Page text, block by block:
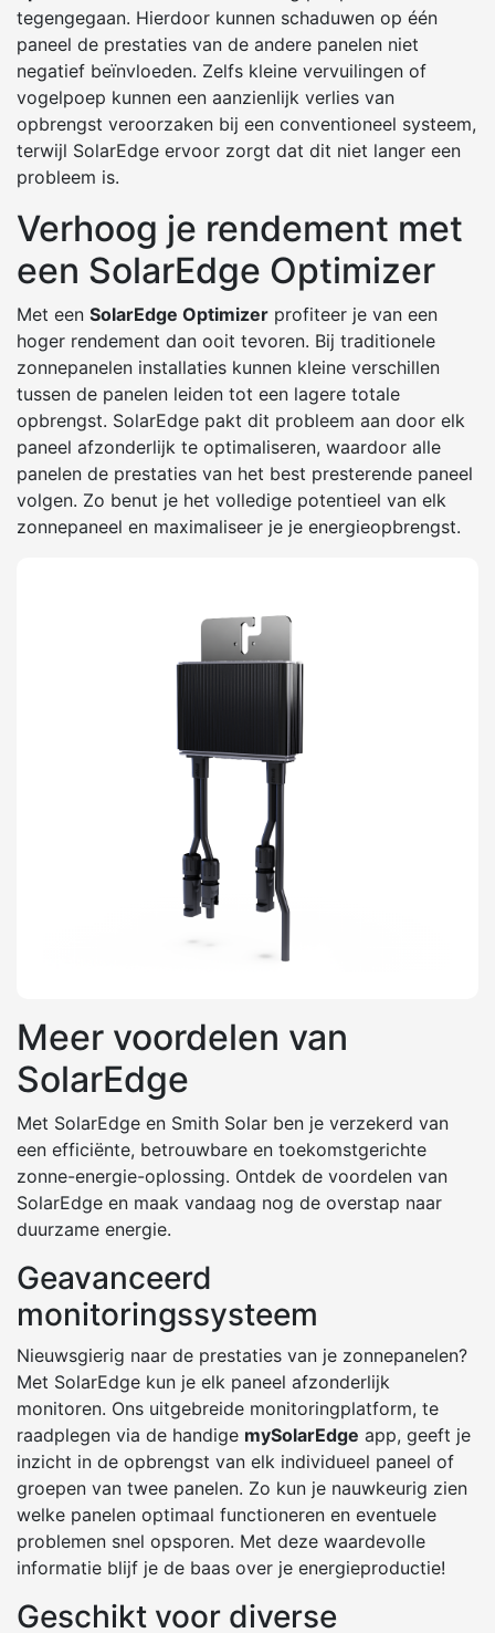
tegengegaan. Hierdoor kunnen schaduwen op één
paneel de prestaties van de andere panelen niet
negatief beïnvloeden. Zelfs kleine vervuilingen of
vogelpoep kunnen een aanzienlijk verlies van
opbrengst veroorzaken bij een conventioneel systeem,
terwijl SolarEdge ervoor zorgt dat dit niet langer een
probleem is.
Verhoog je rendement met
een SolarEdge Optimizer
Met een SolarEdge Optimizer profiteer je van een
hoger rendement dan ooit tevoren. Bij traditionele
zonnepanelen installaties kunnen kleine verschillen
tussen de panelen leiden tot een lagere totale
opbrengst. SolarEdge pakt dit probleem aan door elk
paneel afzonderlijk te optimaliseren, waardoor alle
panelen de prestaties van het best presterende paneel
volgen. Zo benut je het volledige potentieel van elk
zonnepaneel en maximaliseer je je energieopbrengst.
Meer voordelen van
SolarEdge
Met SolarEdge en Smith Solar ben je verzekerd van
een efficiënte, betrouwbare en toekomstgerichte
zonne-energie-oplossing. Ontdek de voordelen van
SolarEdge en maak vandaag nog de overstap naar
duurzame energie.
Geavanceerd
monitoringssysteem
Nieuwsgierig naar de prestaties van je zonnepanelen?
Met SolarEdge kun je elk paneel afzonderlijk
monitoren. Ons uitgebreide monitoringplatform, te
raadplegen via de handige mySolarEdge app, geeft je
inzicht in de opbrengst van elk individueel paneel of
groepen van twee panelen. Zo kun je nauwkeurig zien
welke panelen optimaal functioneren en eventuele
problemen snel opsporen. Met deze waardevolle
informatie blijf je de baas over je energieproductie!
Geschikt voor diverse